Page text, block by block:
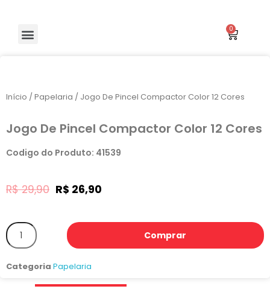
Início /Papelaria / Jogo De Pincel Compactor Color 12 Cores
Jogo De Pincel Compactor Color 12 Cores
Codigo do Produto: 41539
R$29,90 R$ 26,90
Comprar
Categoria Papelaria